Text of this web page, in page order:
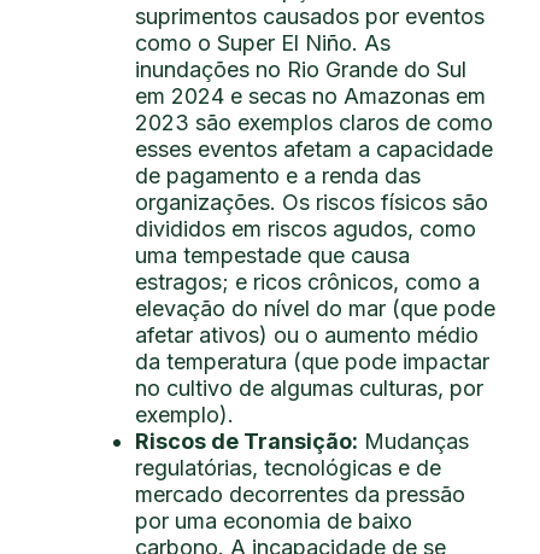
suprimentos causados por eventos
como o Super El Niño. As
inundações no Rio Grande do Sul
em 2024 e secas no Amazonas em
2023 são exemplos claros de como
esses eventos afetam a capacidade
de pagamento e a renda das
organizações. Os riscos físicos são
divididos em riscos agudos, como
uma tempestade que causa
estragos; e ricos crônicos, como a
elevação do nível do mar (que pode
afetar ativos) ou o aumento médio
da temperatura (que pode impactar
no cultivo de algumas culturas, por
exemplo).
Riscos de Transição: Mudanças
regulatórias, tecnológicas e de
mercado decorrentes da pressão
por uma economia de baixo
carbono. A incapacidade de se